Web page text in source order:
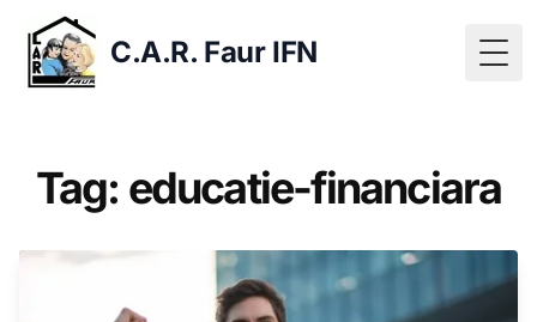
C.A.R. Faur IFN
Tag: educatie-financiara